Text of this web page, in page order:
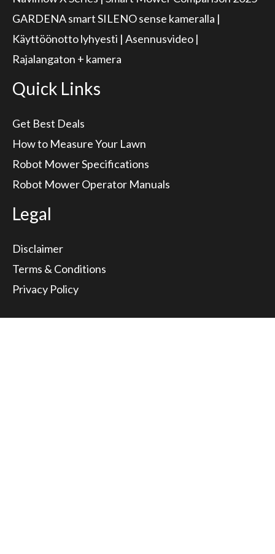
GARDENA smart SILENO sense kameralla |
Käyttöönotto lyhyesti | Asennusvideo |
Rajalangaton + kamera
Quick Links
Get Best Deals
How to Measure Your Lawn
Robot Mower Specifications
Robot Mower Operator Manuals
Legal
Disclaimer
Terms & Conditions
Privacy Policy